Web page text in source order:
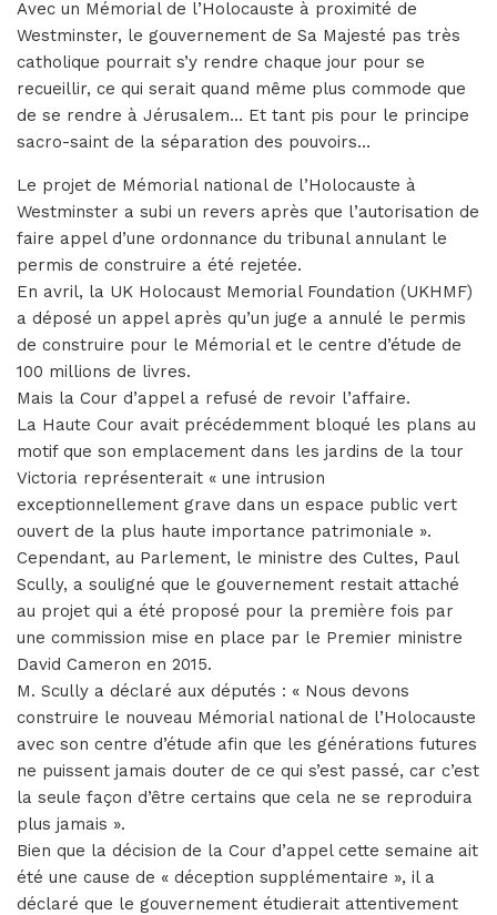
Avec un Mémorial de l’Holocauste à proximité de
Westminster, le gouvernement de Sa Majesté pas très
catholique pourrait s’y rendre chaque jour pour se
recueillir, ce qui serait quand même plus commode que
de se rendre à Jérusalem… Et tant pis pour le principe
sacro-saint de la séparation des pouvoirs…
Le projet de Mémorial national de l’Holocauste à
Westminster a subi un revers après que l’autorisation de
faire appel d’une ordonnance du tribunal annulant le
permis de construire a été rejetée.
En avril, la UK Holocaust Memorial Foundation (UKHMF)
a déposé un appel après qu’un juge a annulé le permis
de construire pour le Mémorial et le centre d’étude de
100 millions de livres.
Mais la Cour d’appel a refusé de revoir l’affaire.
La Haute Cour avait précédemment bloqué les plans au
motif que son emplacement dans les jardins de la tour
Victoria représenterait « une intrusion
exceptionnellement grave dans un espace public vert
ouvert de la plus haute importance patrimoniale ».
Cependant, au Parlement, le ministre des Cultes, Paul
Scully, a souligné que le gouvernement restait attaché
au projet qui a été proposé pour la première fois par
une commission mise en place par le Premier ministre
David Cameron en 2015.
M. Scully a déclaré aux députés : « Nous devons
construire le nouveau Mémorial national de l’Holocauste
avec son centre d’étude afin que les générations futures
ne puissent jamais douter de ce qui s’est passé, car c’est
la seule façon d’être certains que cela ne se reproduira
plus jamais ».
Bien que la décision de la Cour d’appel cette semaine ait
été une cause de « déception supplémentaire », il a
déclaré que le gouvernement étudierait attentivement